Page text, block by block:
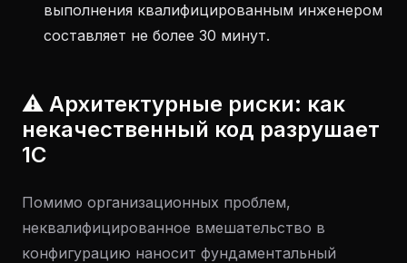
выполнения квалифицированным инженером
составляет не более 30 минут.
⚠️ Архитектурные риски: как
некачественный код разрушает
1С
Помимо организационных проблем,
неквалифицированное вмешательство в
конфигурацию наносит фундаментальный